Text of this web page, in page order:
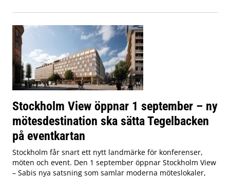
Stockholm View öppnar 1 september – ny
mötesdestination ska sätta Tegelbacken
på eventkartan
Stockholm får snart ett nytt landmärke för konferenser,
möten och event. Den 1 september öppnar Stockholm View
– Sabis nya satsning som samlar moderna möteslokaler,